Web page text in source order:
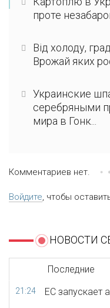
проте
Від холоду,
Врожай яких
Украинские
серебряными
мира в Гонк...
Комментариев нет.
Войдите, чтобы
НОВОСТИ
Последние
21:24 ЕС запускает